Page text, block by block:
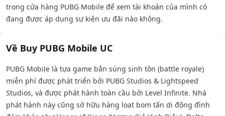
trong cửa hàng PUBG Mobile để xem tài khoản của mình có
đang được áp dụng sự kiện ưu đãi nào không.
Về Buy PUBG Mobile UC
PUBG Mobile là tựa game bắn súng sinh tồn (battle royale)
miễn phí được phát triển bởi PUBG Studios & Lightspeed
Studios, và được phát hành toàn cầu bởi Level Infinite. Nhà
phát hành này cũng sở hữu hàng loạt bom tấn di động đình